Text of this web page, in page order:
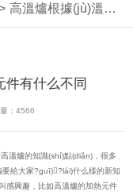
高溫爐根據(jù)溫度不同加熱元件有什么不同
件有什么不同
：4566
溫爐的知識(shí)點(diǎn)，很多
要給大家?guī)?lái)什么樣的新知
興趣，比如高溫爐的加熱元件